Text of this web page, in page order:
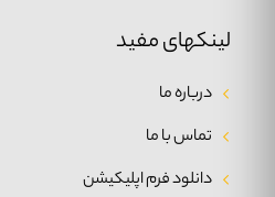
لینکهای مفید
درباره ما
تماس با ما
دانلود فرم اپلیکیشن